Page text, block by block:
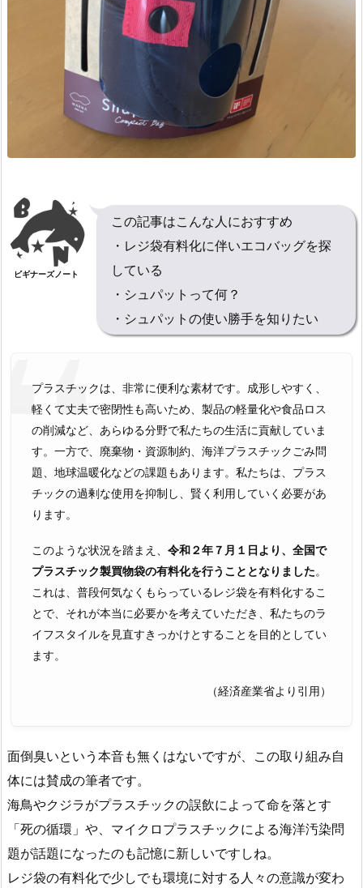
ビギナーズノート
この記事はこんな人におすすめ
・レジ袋有料化に伴いエコバッグを探
している
・シュパットって何？
・シュパットの使い勝手を知りたい
プラスチックは、非常に便利な素材です。成形しやすく、
軽くて丈夫で密閉性も高いため、製品の軽量化や食品ロス
の削減など、あらゆる分野で私たちの生活に貢献していま
す。一方で、廃棄物・資源制約、海洋プラスチックごみ問
題、地球温暖化などの課題もあります。私たちは、プラス
チックの過剰な使用を抑制し、賢く利用していく必要があ
ります。
このような状況を踏まえ、 令和２年７月１日より、全国で
プラスチック製買物袋の有料化を行うこととなりました。
これは、普段何気なくもらっているレジ袋を有料化するこ
とで、それが本当に必要かを考えていただき、私たちのラ
イフスタイルを見直すきっかけとすることを目的としてい
ます。
（経済産業省より引用）
面倒臭いという本音も無くはないですが、この取り組み自
体には賛成の筆者です。
海鳥やクジラがプラスチックの誤飲によって命を落とす
「死の循環」や、マイクロプラスチックによる海洋汚染問
題が話題になったのも記憶に新しいですしね。
レジ袋の有料化で少しでも環境に対する人々の意識が変わ